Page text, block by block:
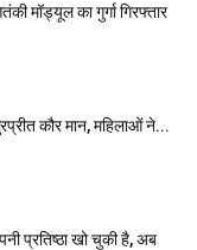
मॉड्यूल का गुर्गा गिरफ्तार
कौर मान, महिलाओं ने...
प्रतिष्ठा खो चुकी है, अब